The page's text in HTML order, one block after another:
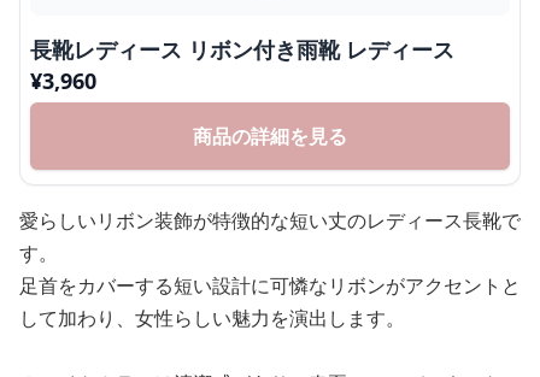
長靴レディース リボン付き雨靴 レディース
¥3,960
商品の詳細を見る
愛らしいリボン装飾が特徴的な短い丈のレディース長靴で
す。
足首をカバーする短い設計に可憐なリボンがアクセントと
して加わり、女性らしい魅力を演出します。